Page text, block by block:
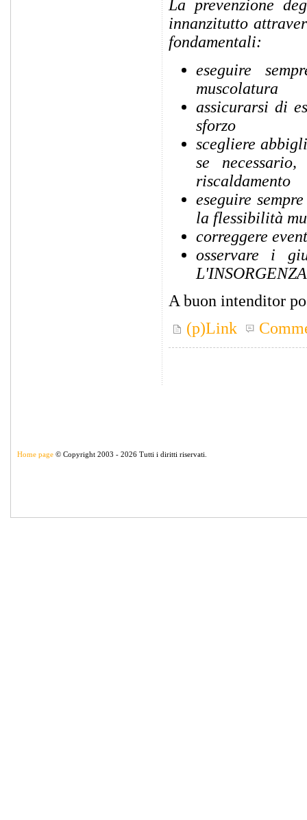
La prevenzione
innanzitutto
fondamentali:
eseguire
muscolatura
assicurarsi di
sforzo
scegliere
se
riscaldamento
eseguire
la flessibilità
correggere
osservare i
A buon intenditor
(p)Link
Home page © Copyright 2003 - 2026 Tutti i diritti riservati.